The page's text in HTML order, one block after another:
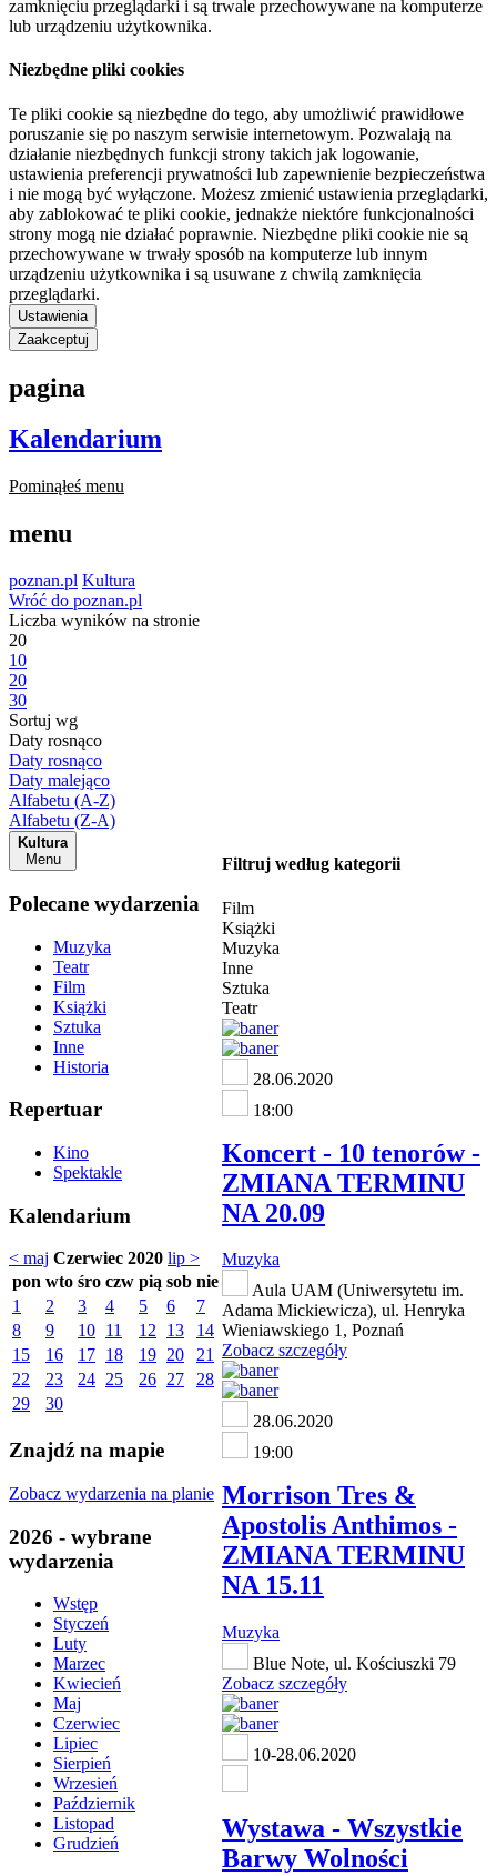
zamknięciu przeglądarki i są trwale przechowywane na komputerze
lub urządzeniu użytkownika.
Niezbędne pliki cookies
Te pliki cookie są niezbędne do tego, aby umożliwić prawidłowe
poruszanie się po naszym serwisie internetowym. Pozwalają na
działanie niezbędnych funkcji strony takich jak logowanie,
ustawienia preferencji prywatności lub zapewnienie bezpieczeństwa
i nie mogą być wyłączone. Możesz zmienić ustawienia przeglądarki,
aby zablokować te pliki cookie, jednakże niektóre funkcjonalności
strony mogą nie działać poprawnie. Niezbędne pliki cookie nie są
przechowywane w trwały sposób na komputerze lub innym
urządzeniu użytkownika i są usuwane z chwilą zamknięcia
przeglądarki.
Ustawienia
Zaakceptuj
pagina
Kalendarium
Pominąłeś menu
menu
poznan.pl Kultura
Wróć do poznan.pl
Liczba wyników na stronie
20
10
20
30
Sortuj wg
Daty rosnąco
Daty rosnąco
Daty malejąco
Alfabetu (A-Z)
Alfabetu (Z-A)
Kultura
Menu
Polecane wydarzenia
Muzyka
Teatr
Film
Książki
Sztuka
Inne
Historia
Repertuar
Kino
Spektakle
Kalendarium
< maj Czerwiec 2020 lip >
pon wto śro czw pią sob nie
1
2 3 4 5 6
7
8
9 10 11 12 13
14
15
16 17 18 19 20
21
22
23 24 25 26 27
28
29
30
Znajdź na mapie
Zobacz wydarzenia na planie
2026 - wybrane
wydarzenia
Wstęp
Styczeń
Luty
Marzec
Kwiecień
Maj
Czerwiec
Lipiec
Sierpień
Wrzesień
Październik
Listopad
Grudzień
Filtruj według kategorii
Film
Książki
Muzyka
Inne
Sztuka
Teatr
28.06.2020
18:00
Koncert - 10 tenorów -
ZMIANA TERMINU
NA 20.09
Muzyka
Aula UAM (Uniwersytetu im.
Adama Mickiewicza), ul. Henryka
Wieniawskiego 1, Poznań
Zobacz szczegóły
28.06.2020
19:00
Morrison Tres &
Apostolis Anthimos -
ZMIANA TERMINU
NA 15.11
Muzyka
Blue Note, ul. Kościuszki 79
Zobacz szczegóły
10-28.06.2020
Wystawa - Wszystkie
Barwy Wolności